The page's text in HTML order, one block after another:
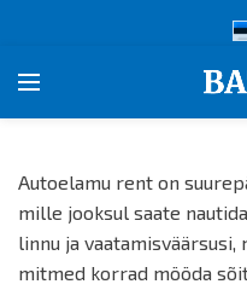
Autoelamu rent on
mille jooksul saate
linnu ja
mitmed korrad mööda